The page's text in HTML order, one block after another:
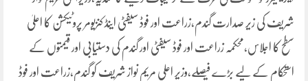
شریف کی زیر صدارت گندم،زراعت اور فوڈ سیفٹی اینڈ کنزیومر پروٹیکشن کا اعلیٰ
سطح کا اجلاس،محکمہ زراعت اور فوڈ سیفٹی اور گندم کی دستیابی اور قیمتوں کے
استحکام کے لیے بڑے فیصلے،وزیر اعلی مریم نواز شریف کو گندم،زراعت اور فوڈ